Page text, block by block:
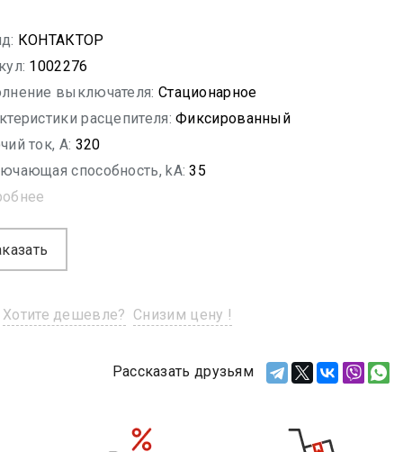
КОНТАКТОР
1002276
выключателя: Стационарное
расцепителя: Фиксированный
ток, A: 320
способность, kA: 35
Хотите дешевле? Снизим цену !
Рассказать друзьям